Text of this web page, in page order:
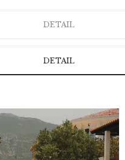
DETAIL
DETAIL